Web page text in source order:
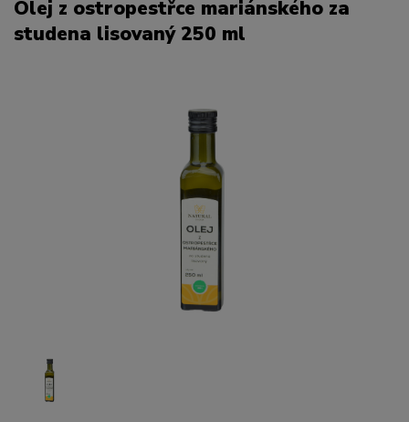
Olej z ostropestřce mariánského za
studena lisovaný 250 ml